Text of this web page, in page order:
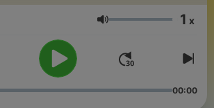
Głośność 1 x
00:00